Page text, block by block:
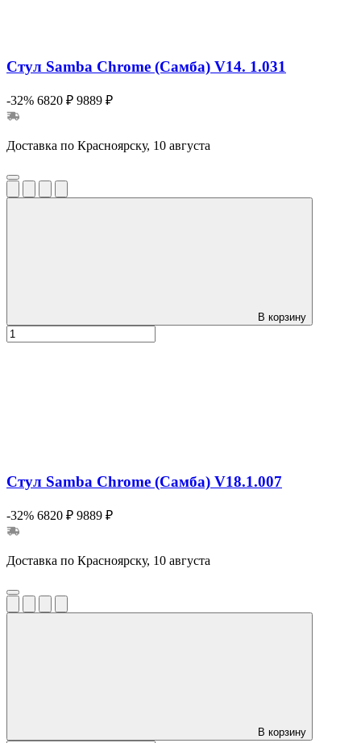
Стул Samba Chrome (Самба) V14. 1.031
-32% 6820 ₽ 9889 ₽
Доставка по Красноярску, 10 августа
В корзину
Стул Samba Chrome (Самба) V18.1.007
-32% 6820 ₽ 9889 ₽
Доставка по Красноярску, 10 августа
В корзину